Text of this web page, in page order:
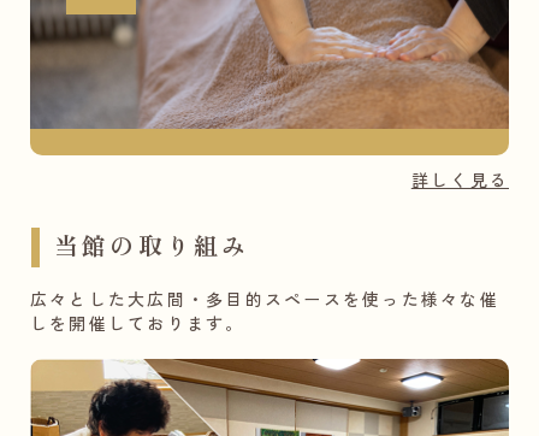
詳しく見る
当館の取り組み
広々とした大広間・多目的スペースを使った様々な催
しを開催しております。